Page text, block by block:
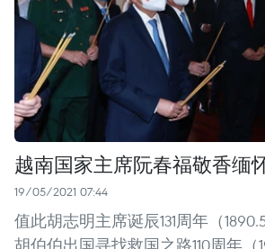
越南国家主席阮春福敬香缅
19/05/2021 07:44
值此胡志明主席诞辰131周年（